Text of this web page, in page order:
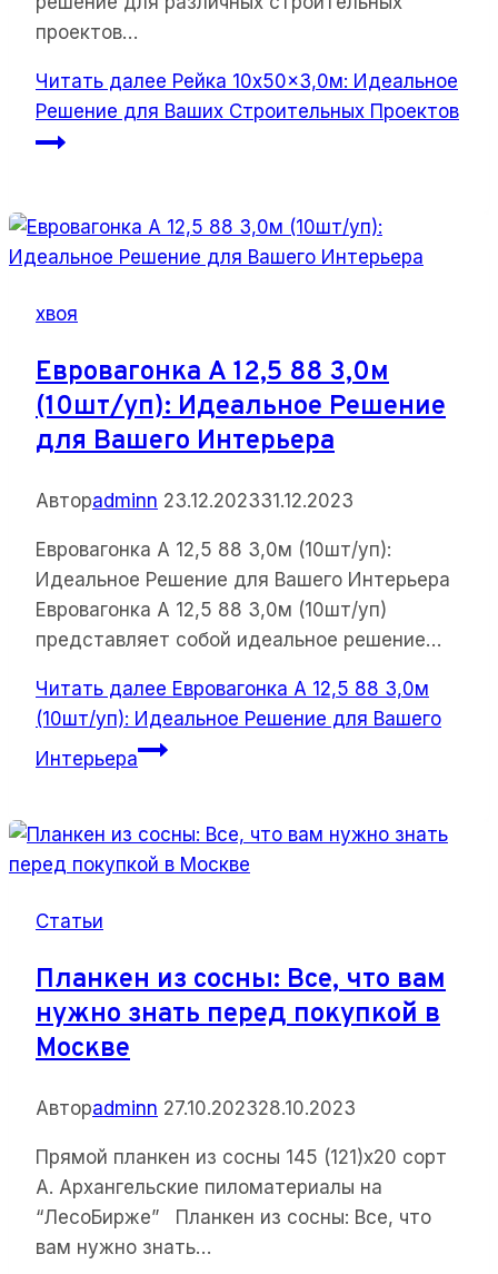
проектов…
Читать далее Рейка 10x50x3,0м: Идеальное
Решение для Ваших Строительных Проектов
хвоя
Евровагонка А 12,5 88 3,0м
(10шт/уп): Идеальное Решение
для Вашего Интерьера
Авторadminn 23.12.202331.12.2023
Евровагонка А 12,5 88 3,0м (10шт/уп):
Идеальное Решение для Вашего Интерьера
Евровагонка А 12,5 88 3,0м (10шт/уп)
представляет собой идеальное решение…
Читать далее Евровагонка А 12,5 88 3,0м
(10шт/уп): Идеальное Решение для Вашего
Интерьера
Статьи
Планкен из сосны: Все, что вам
нужно знать перед покупкой в
Москве
Авторadminn 27.10.202328.10.2023
Прямой планкен из сосны 145 (121)х20 сорт
А. Архангельские пиломатериалы на
“ЛесоБирже” Планкен из сосны: Все, что
вам нужно знать…